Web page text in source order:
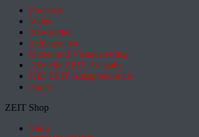
Podcasts
Video
Newsletter
Schlagzeilen
Daten und Visualisierung
Aktuelle ZEIT-Ausgabe
DIE ZEIT Ausgabenarchiv
Spiele
ZEIT Shop
Shop